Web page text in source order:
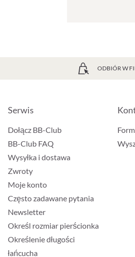
ODBIÓR W
Serwis
Dołącz BB-Club
BB-Club FAQ
Wysyłka i dostawa
Zwroty
Moje konto
Często zadawane pytania
Newsletter
Określ rozmiar pierścionka
Określenie długości
łańcucha